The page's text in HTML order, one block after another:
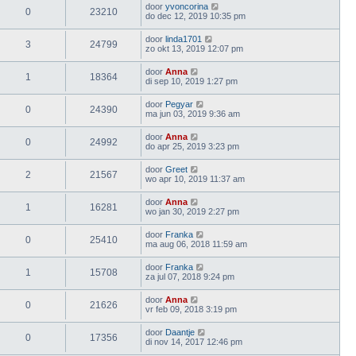
0 23210 door yvoncorina
do dec 12, 2019 10:35 pm
3 24799 door linda1701
zo okt 13, 2019 12:07 pm
1 18364 door Anna
di sep 10, 2019 1:27 pm
0 24390 door Pegyar
ma jun 03, 2019 9:36 am
0 24992 door Anna
do apr 25, 2019 3:23 pm
2 21567 door Greet
wo apr 10, 2019 11:37 am
1 16281 door Anna
wo jan 30, 2019 2:27 pm
0 25410 door Franka
ma aug 06, 2018 11:59 am
1 15708 door Franka
za jul 07, 2018 9:24 pm
0 21626 door Anna
vr feb 09, 2018 3:19 pm
0 17356 door Daantje
di nov 14, 2017 12:46 pm